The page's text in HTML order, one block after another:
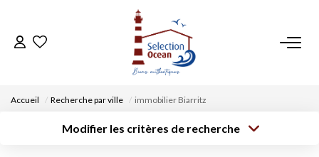
ACCUEIL
Accueil Recherche par ville immobilier Biarritz
Modifier les critères de recherche